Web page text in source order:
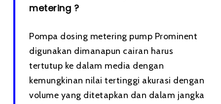
metering ?
Pompa dosing metering pump Prominent
digunakan dimanapun cairan harus
tertutup ke dalam media dengan
kemungkinan nilai tertinggi akurasi dengan
volume yang ditetapkan dan dalam jangka